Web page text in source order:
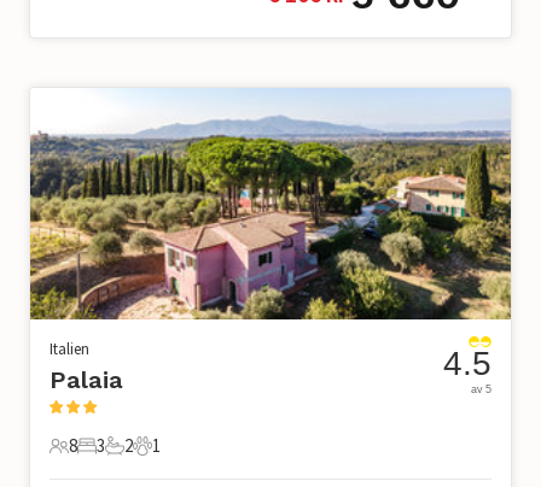
Italien
Palaia
8 Gäster
8
3 Sovrum
3
2 Badrum
2
1 Husdjur
1
4.5
av 5